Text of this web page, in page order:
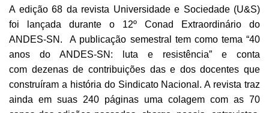
A edição 68 da revista Universidade e Sociedade (U&S)
foi lançada durante o 12º Conad Extraordinário do
ANDES-SN. A publicação semestral tem como tema “40
anos do ANDES-SN: luta e resistência” e conta
com dezenas de contribuições das e dos docentes que
construíram a história do Sindicato Nacional. A revista traz
ainda em suas 240 páginas uma colagem com as 70